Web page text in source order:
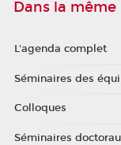
Dans la
L'agenda complet
Séminaires des
Colloques
Séminaires